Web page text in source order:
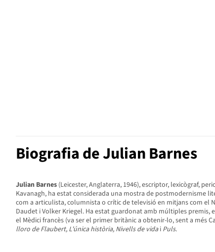
Biografia de Julian Barnes
Julian Barnes (Leicester, Anglaterra, 1946), escriptor, lexicògraf,
Kavanagh, ha estat considerada una mostra de postmodernisme
com a articulista, columnista o crític de televisió en mitjans com el
Daudet i Volker Kriegel. Ha estat guardonat amb múltiples premis,
el Mèdici francès (va ser el primer britànic a obtenir-lo, sent a més
lloro de Flaubert, L'única història, Nivells de vidai Puls.